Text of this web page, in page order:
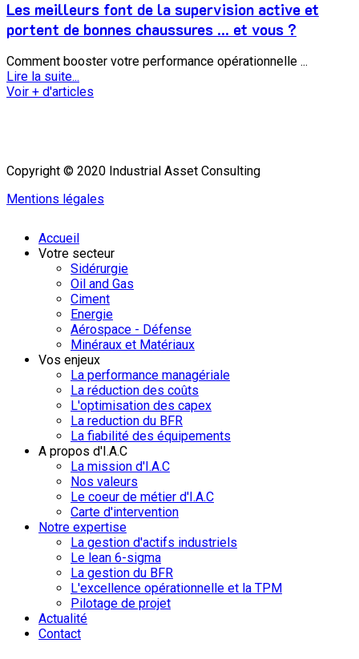
Les meilleurs font de la supervision active et
portent de bonnes chaussures … et vous ?
Comment booster votre performance opérationnelle ...
Lire la suite...
Voir + d'articles
Copyright © 2020 Industrial Asset Consulting
Mentions légales
Accueil
Votre secteur
Sidérurgie
Oil and Gas
Ciment
Energie
Aérospace - Défense
Minéraux et Matériaux
Vos enjeux
La performance managériale
La réduction des coûts
L'optimisation des capex
La reduction du BFR
La fiabilité des équipements
A propos d'I.A.C
La mission d'I.A.C
Nos valeurs
Le coeur de métier d'I.A.C
Carte d'intervention
Notre expertise
La gestion d'actifs industriels
Le lean 6-sigma
La gestion du BFR
L'excellence opérationnelle et la TPM
Pilotage de projet
Actualité
Contact